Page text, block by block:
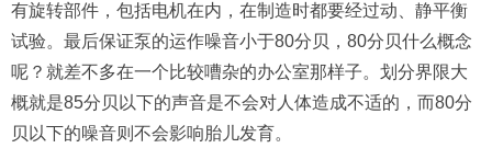
有旋转部件，包括电机在内，在制造时都要经过动、静平衡
试验。最后保证泵的运作噪音小于80分贝，80分贝什么概念
呢？就差不多在一个比较嘈杂的办公室那样子。划分界限大
概就是85分贝以下的声音是不会对人体造成不适的，而80分
贝以下的噪音则不会影响胎儿发育。